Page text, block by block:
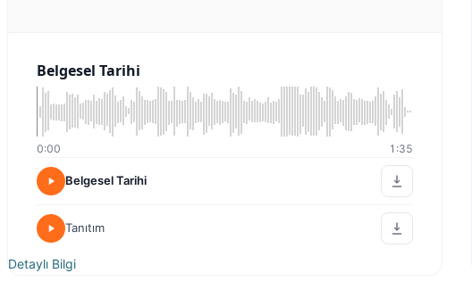
Belgesel Tarihi
0:00 1:35
Belgesel Tarihi
Tanıtım
Detaylı Bilgi